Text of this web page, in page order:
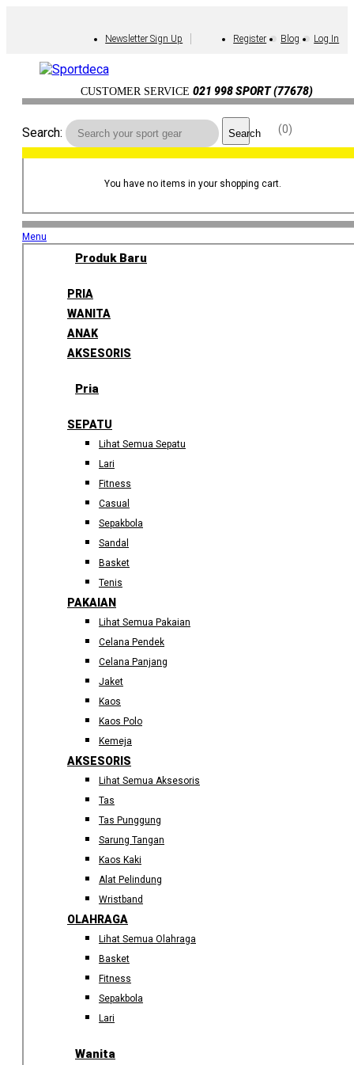
Newsletter Sign Up Register Blog Log In
CUSTOMER SERVICE 021 998 SPORT (77678)
0
Search: Search
You have no items in your shopping cart.
Menu
Produk Baru
PRIA
WANITA
ANAK
AKSESORIS
Pria
SEPATU
Lihat Semua Sepatu
Lari
Fitness
Casual
Sepakbola
Sandal
Basket
Tenis
PAKAIAN
Lihat Semua Pakaian
Celana Pendek
Celana Panjang
Jaket
Kaos
Kaos Polo
Kemeja
AKSESORIS
Lihat Semua Aksesoris
Tas
Tas Punggung
Sarung Tangan
Kaos Kaki
Alat Pelindung
Wristband
OLAHRAGA
Lihat Semua Olahraga
Basket
Fitness
Sepakbola
Lari
Wanita